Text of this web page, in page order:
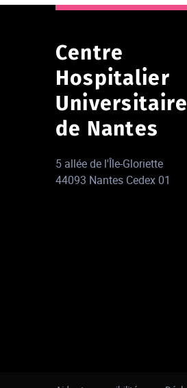
Centre
Hospitalier
Universitaire
de Nantes
5 allée de l'Île-Gloriette
44093 Nantes Cedex 01